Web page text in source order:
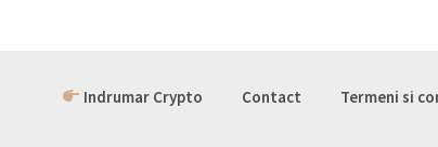
Indrumar Crypto Contact Termeni si